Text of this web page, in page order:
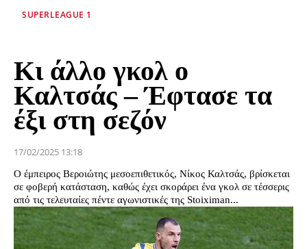
SUPERLEAGUE 1
Κι άλλο γκολ ο
Καλτσάς – Έφτασε τα
έξι στη σεζόν
17/02/2025 13:18
O έμπειρος Βεροιώτης μεσοεπιθετικός, Νίκος Καλτσάς, βρίσκεται
σε φοβερή κατάσταση, καθώς έχει σκοράρει ένα γκολ σε τέσσερις
από τις τελευταίες πέντε αγωνιστικές της Stoiximan...